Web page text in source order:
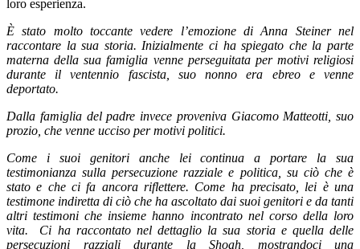
loro esperienza.
È stato molto toccante vedere l’emozione di Anna Steiner nel
raccontare la sua storia. Inizialmente ci ha spiegato che la parte
materna della sua famiglia venne perseguitata per motivi religiosi
durante il ventennio fascista, suo nonno era ebreo e venne
deportato.
Dalla famiglia del padre invece proveniva Giacomo Matteotti, suo
prozio, che venne ucciso per motivi politici.
Come i suoi genitori anche lei continua a portare la sua
testimonianza sulla persecuzione razziale e politica, su ciò che è
stato e che ci fa ancora riflettere. Come ha precisato, lei è una
testimone indiretta di ciò che ha ascoltato dai suoi genitori e da tanti
altri testimoni che insieme hanno incontrato nel corso della loro
vita.
Ci ha raccontato nel dettaglio la sua storia e quella delle
persecuzioni razziali durante la Shoah, mostrandoci una